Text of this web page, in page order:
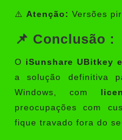
⚠️ Atenção: Versões
📌 Conclusão :
O iSunshare UBitkey
a solução definitiva
Windows, com
preocupações com
fique travado fora do